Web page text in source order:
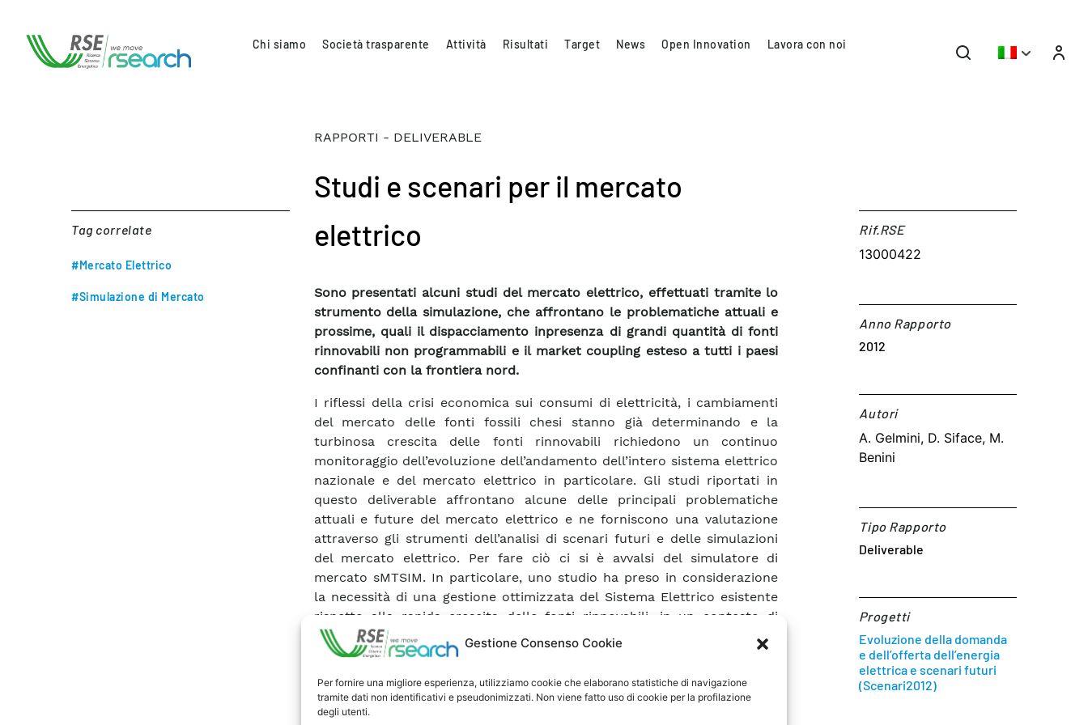
Gestione Consenso Cookie
Per fornire una migliore esperienza, utilizziamo cookie che elaborano statistiche di navigazione
tramite dati non identificativi e pseudonimizzati. Non viene fatto uso di cookie per la profilazione
degli utenti.
Chi siamo Società trasparente Attività Risultati Target News Open Innovation Lavora con noi
Tag correlate
#Mercato Elettrico
#Simulazione di Mercato
RAPPORTI - DELIVERABLE
Studi e scenari per il mercato
elettrico
Sono presentati alcuni studi del mercato elettrico, effettuati tramite lo
strumento della simulazione, che affrontano le problematiche attuali e
prossime, quali il dispacciamento inpresenza di grandi quantità di fonti
rinnovabili non programmabili e il market coupling esteso a tutti i paesi
confinanti con la frontiera nord.
I riflessi della crisi economica sui consumi di elettricità, i cambiamenti
del mercato delle fonti fossili chesi stanno già determinando e la
turbinosa crescita delle fonti rinnovabili richiedono un continuo
monitoraggio dell’evoluzione dell’andamento dell’intero sistema elettrico
nazionale e del mercato elettrico in particolare. Gli studi riportati in
questo deliverable affrontano alcune delle principali problematiche
attuali e future del mercato elettrico e ne forniscono una valutazione
attraverso gli strumenti dell’analisi di scenari futuri e delle simulazioni
del mercato elettrico. Per fare ciò ci si è avvalsi del simulatore di
mercato sMTSIM. In particolare, uno studio ha preso in considerazione
la necessità di una gestione ottimizzata del Sistema Elettrico esistente
rispetto alla rapida crescita delle fonti rinnovabili, in un contesto di
mercato elettrico sempre più aperto verso gli altri mercati europei. I
risultati più significativi hanno messo in evidenza quali criticità potranno
in terminidi dispacciabilità e di possibilità di remunerazione per le unità
di produzione dispacciabili. Questo studio è corredato di un’analisi delle
Rif.RSE​
13000422
Anno Rapporto
2012
Autori​
A. Gelmini, D. Siface, M.
Benini
Tipo Rapporto
Deliverable
Progetti
Evoluzione della domanda
e dell’offerta dell’energia
elettrica e scenari futuri
(Scenari2012)